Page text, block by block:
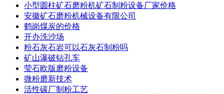
小型圆柱矿石磨粉机矿石制粉设备厂家价格
安徽矿石磨粉机械设备有限公司
鹤岗煤炭的价格
开办洗沙场
粉石灰石岩可以石灰石制粉吗
矿山瀑破钻孔车
莹石欧版磨粉设备
微粉磨新技术
活性碳厂制粉工艺